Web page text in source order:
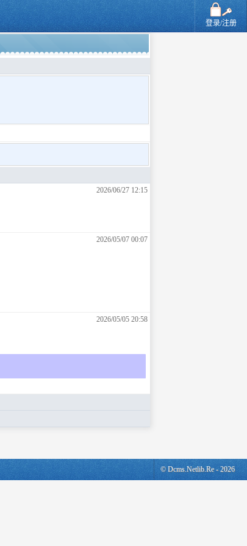
登录/注册
2026/06/27 12:15
2026/05/07 00:07
2026/05/05 20:58
© Dcms.netlib.re - 2026